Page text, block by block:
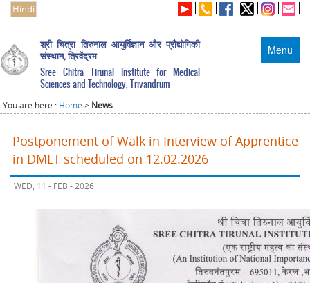
Hindi
Menu
श्री चित्रा तिरुनाल आयुर्विज्ञान और प्रौद्योगिकी
संस्थान, त्रिवेंद्रम
Sree Chitra Tirunal Institute for Medical
Sciences and Technology, Trivandrum
You are here : Home > News
Postponement of Walk in Interview of Apprentice
in DMLT scheduled on 12.02.2026
WED, 11 - FEB - 2026